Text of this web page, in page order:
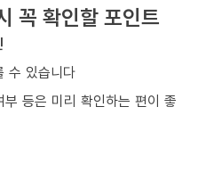
꼭 확인할 포인트
수 있습니다
등은 미리 확인하는 편이 좋